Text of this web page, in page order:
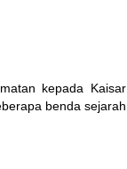
kepada Kaisar
benda sejarah